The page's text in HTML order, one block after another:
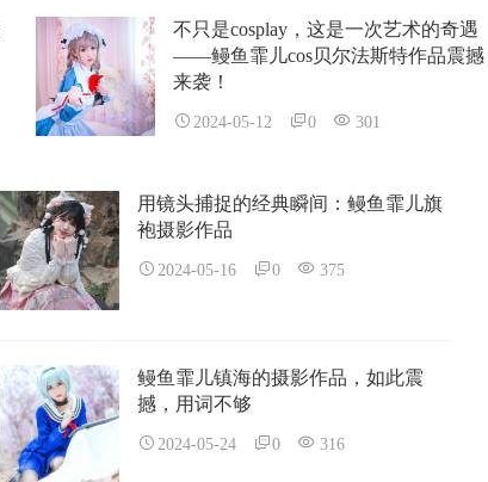
不只是cosplay，这是一次艺术的奇遇
——鳗鱼霏儿cos贝尔法斯特作品震撼
来袭！
2024-05-12 0 301
用镜头捕捉的经典瞬间：鳗鱼霏儿旗
袍摄影作品
2024-05-16 0 375
鳗鱼霏儿镇海的摄影作品，如此震
撼，用词不够
2024-05-24 0 316